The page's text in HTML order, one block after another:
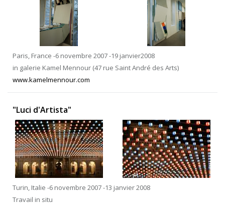
Paris, France -6 novembre 2007 -19 janvier2008
in galerie Kamel Mennour (47 rue Saint André des Arts)
www.kamelmennour.com
"Luci d'Artista"
Turin, Italie -6 novembre 2007 -13 janvier 2008
Travail in situ